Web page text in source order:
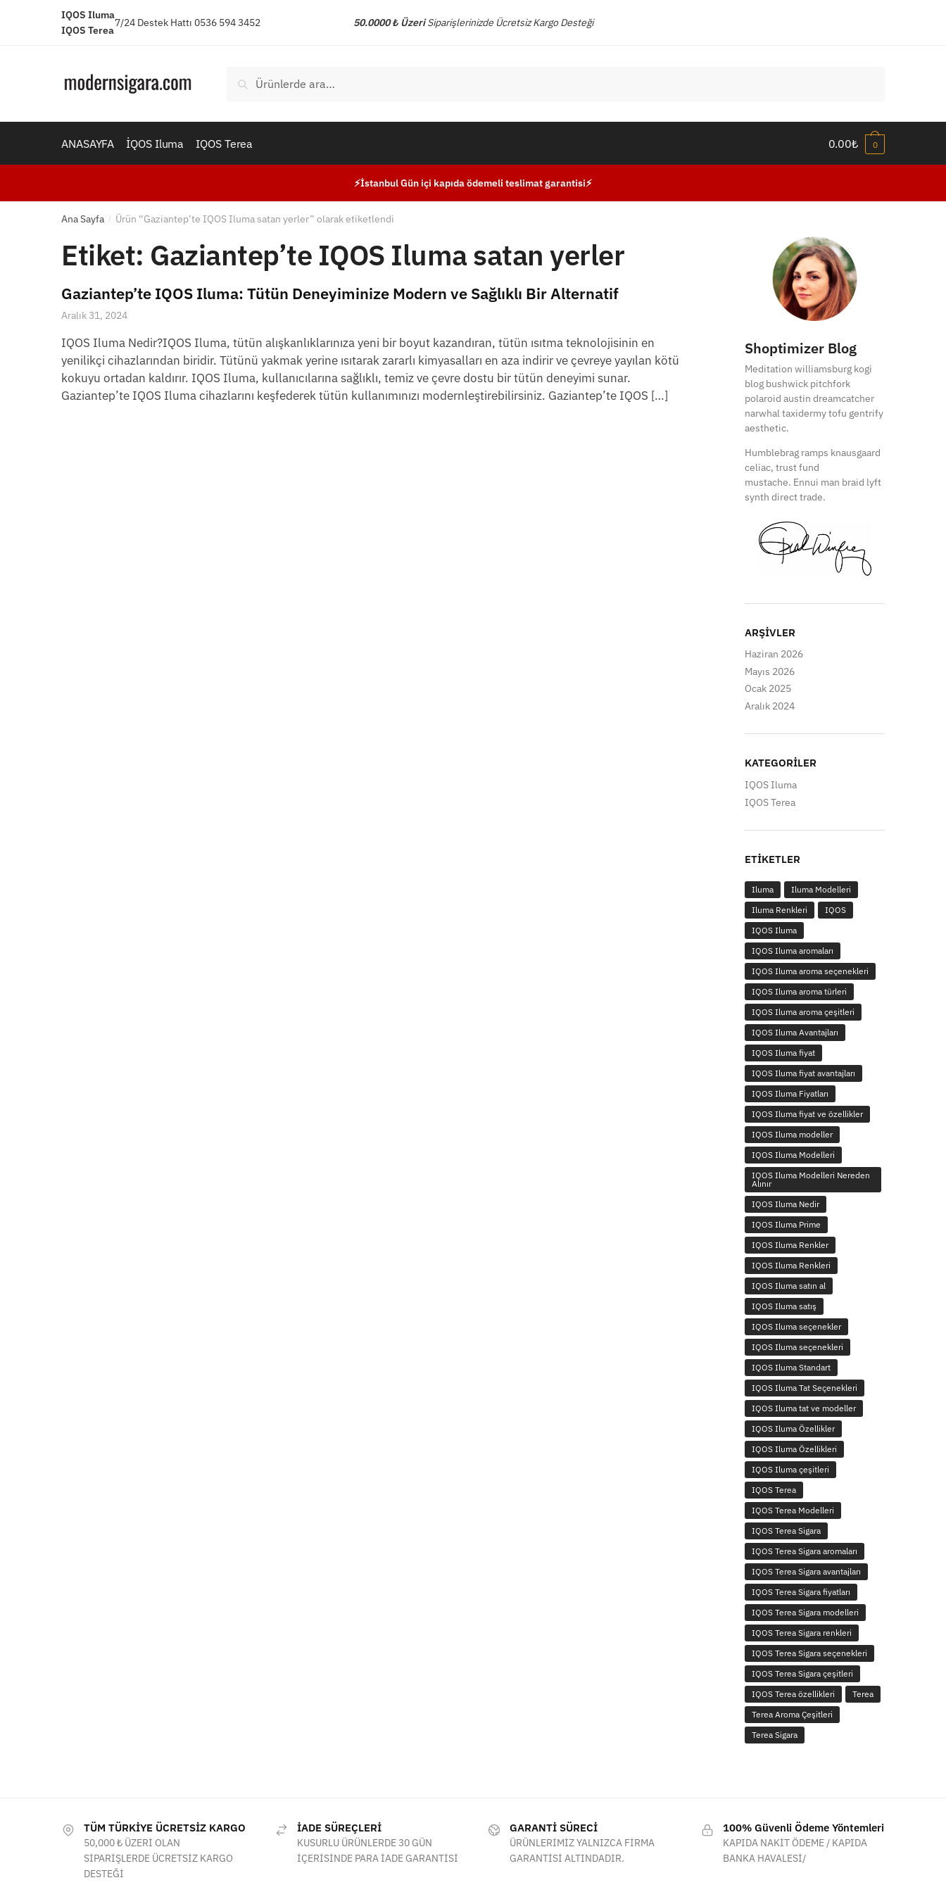
IQOS Iluma
IQOS Terea
7/24 Destek Hattı 0536 594 3452 50.0000 ₺ Üzeri Siparişlerinizde Ücretsiz Kargo Desteği
Ara
ANASAYFA İQOS Iluma IQOS Terea 0.00₺ 0
⚡İstanbul Gün içi kapıda ödemeli teslimat garantisi⚡
Ana Sayfa / Ürün “Gaziantep’te IQOS Iluma satan yerler” olarak etiketlendi
Etiket: Gaziantep’te IQOS Iluma satan yerler
Gaziantep’te IQOS Iluma: Tütün Deneyiminize Modern ve Sağlıklı Bir Alternatif
Aralık 31, 2024
IQOS Iluma Nedir?IQOS Iluma, tütün alışkanlıklarınıza yeni bir boyut kazandıran, tütün ısıtma teknolojisinin en
yenilikçi cihazlarından biridir. Tütünü yakmak yerine ısıtarak zararlı kimyasalları en aza indirir ve çevreye yayılan kötü
kokuyu ortadan kaldırır. IQOS Iluma, kullanıcılarına sağlıklı, temiz ve çevre dostu bir tütün deneyimi sunar.
Gaziantep’te IQOS Iluma cihazlarını keşfederek tütün kullanımınızı modernleştirebilirsiniz. Gaziantep’te IQOS […]
Shoptimizer Blog
Meditation williamsburg kogi
blog bushwick pitchfork
polaroid austin dreamcatcher
narwhal taxidermy tofu gentrify
aesthetic.
Humblebrag ramps knausgaard
celiac, trust fund
mustache. Ennui man braid lyft
synth direct trade.
ARŞIVLER
Haziran 2026
Mayıs 2026
Ocak 2025
Aralık 2024
KATEGORILER
IQOS Iluma
IQOS Terea
ETIKETLER
Iluma
Iluma Modelleri
Iluma Renkleri
IQOS
IQOS Iluma
IQOS Iluma aromaları
IQOS Iluma aroma seçenekleri
IQOS Iluma aroma türleri
IQOS Iluma aroma çeşitleri
IQOS Iluma Avantajları
IQOS Iluma fiyat
IQOS Iluma fiyat avantajları
IQOS Iluma Fiyatları
IQOS Iluma fiyat ve özellikler
IQOS Iluma modeller
IQOS Iluma Modelleri
IQOS Iluma Modelleri Nereden
Alınır
IQOS Iluma Nedir
IQOS Iluma Prime
IQOS Iluma Renkler
IQOS Iluma Renkleri
IQOS Iluma satın al
IQOS Iluma satış
IQOS Iluma seçenekler
IQOS Iluma seçenekleri
IQOS Iluma Standart
IQOS Iluma Tat Seçenekleri
IQOS Iluma tat ve modeller
IQOS Iluma Özellikler
IQOS Iluma Özellikleri
IQOS Iluma çeşitleri
IQOS Terea
IQOS Terea Modelleri
IQOS Terea Sigara
IQOS Terea Sigara aromaları
IQOS Terea Sigara avantajları
IQOS Terea Sigara fiyatları
IQOS Terea Sigara modelleri
IQOS Terea Sigara renkleri
IQOS Terea Sigara seçenekleri
IQOS Terea Sigara çeşitleri
IQOS Terea özellikleri
Terea
Terea Aroma Çeşitleri
Terea Sigara
TÜM TÜRKİYE ÜCRETSİZ KARGO
50,000 ₺ ÜZERİ OLAN
SİPARİŞLERDE ÜCRETSİZ KARGO
DESTEĞİ
İADE SÜREÇLERİ
KUSURLU ÜRÜNLERDE 30 GÜN
İÇERİSİNDE PARA İADE GARANTİSİ
GARANTİ SÜRECİ
ÜRÜNLERİMİZ YALNIZCA FİRMA
GARANTİSİ ALTINDADIR.
100% Güvenli Ödeme Yöntemleri
KAPIDA NAKİT ÖDEME / KAPIDA
BANKA HAVALESİ/